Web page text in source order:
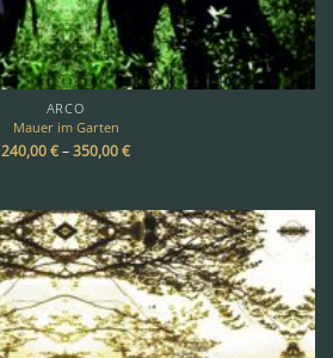
ARCO
Mauer im Garten
240,00€–350,00€